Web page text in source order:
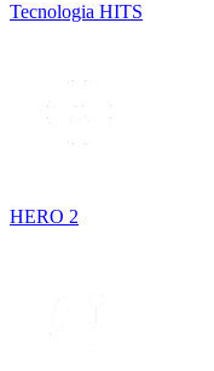
Tecnologia HITS
HERO 2